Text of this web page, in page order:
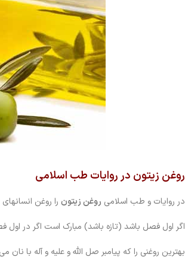
روغن زیتون در روایات طب اسلامی
در روایات و طب اسلامی روغن زیتون را روغن
اگر اول فصل باشد (تازه باشد) مبارک است اگر در
بهترین روغنی را که پیامبر صل الله و علیه و آله با